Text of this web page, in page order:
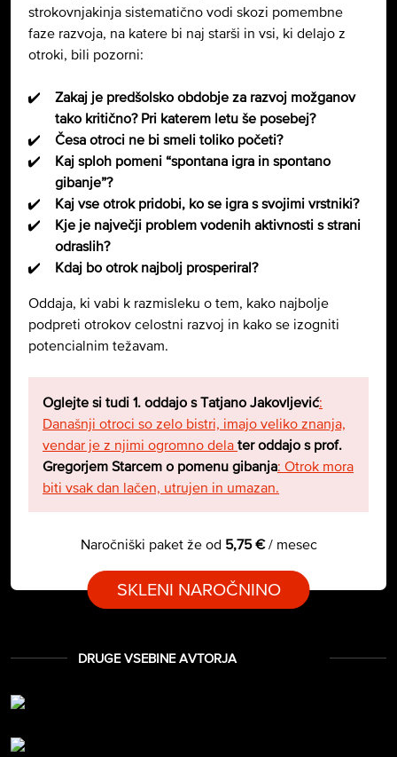
strokovnjakinja sistematično vodi skozi pomembne
faze razvoja, na katere bi naj starši in vsi, ki delajo z
otroki, bili pozorni:
Zakaj je predšolsko obdobje za razvoj možganov
tako kritično? Pri katerem letu še posebej?
Česa otroci ne bi smeli toliko početi?
Kaj sploh pomeni “spontana igra in spontano
gibanje”?
Kaj vse otrok pridobi, ko se igra s svojimi vrstniki?
Kje je največji problem vodenih aktivnosti s strani
odraslih?
Kdaj bo otrok najbolj prosperiral?
Oddaja, ki vabi k razmisleku o tem, kako najbolje
podpreti otrokov celostni razvoj in kako se izogniti
potencialnim težavam.
Oglejte si tudi 1. oddajo s Tatjano Jakovljević:
Današnji otroci so zelo bistri, imajo veliko znanja,
vendar je z njimi ogromno dela ter oddajo s prof.
Gregorjem Starcem o pomenu gibanja: Otrok mora
biti vsak dan lačen, utrujen in umazan.
Naročniški paket že od 5,75 €/ mesec
SKLENI NAROČNINO
DRUGE VSEBINE AVTORJA